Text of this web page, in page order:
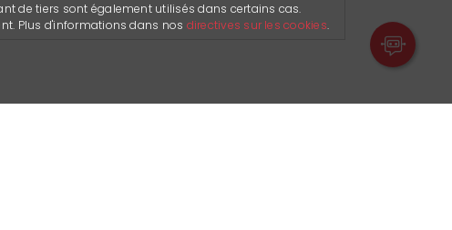
de tiers sont également utilisés dans certains cas.
Plus d'informations dans nos directives sur les cookies.